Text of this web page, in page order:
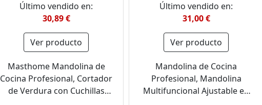
Último vendido en:
30,89 €
Ver producto
Masthome Mandolina de
Cocina Profesional, Cortador
de Verdura con Cuchillas
Último vendido en:
31,00 €
Ver producto
Mandolina de Cocina
Profesional, Mandolina
Multifuncional Ajustable en